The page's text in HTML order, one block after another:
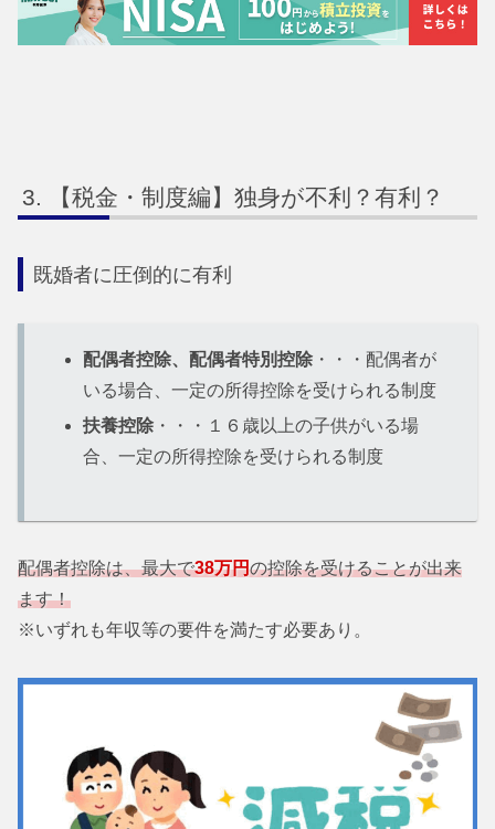
【税金・制度編】独身が不利？有利？
既婚者に圧倒的に有利
配偶者控除、配偶者特別控除 ・・・配偶者が
いる場合、一定の所得控除を受けられる制度
扶養控除 ・・・１６歳以上の子供がいる場
合、一定の所得控除を受けられる制度
配偶者控除は、最大で38万円の控除を受けることが出来
ます！
※いずれも年収等の要件を満たす必要あり。